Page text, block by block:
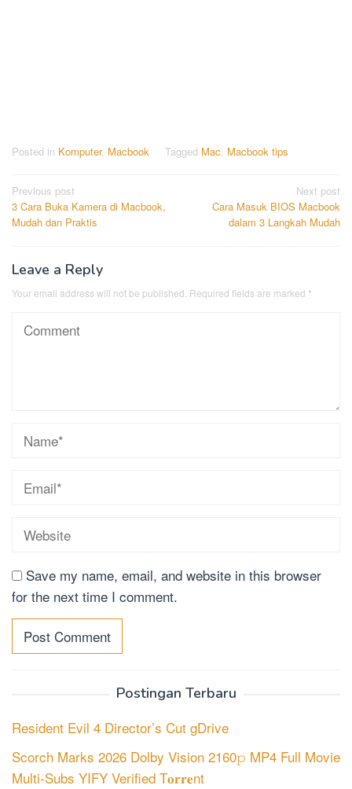
Posted in Komputer, Macbook Tagged Mac Macbook tips
Post
navigation
Previous post
3 Cara Buka Kamera di Macbook,
Mudah dan Praktis
Next post
Cara Masuk BIOS Macbook
dalam 3 Langkah Mudah
Leave a Reply
Your email address will not be published. Required fields are marked *
Save my name, email, and website in this browser
for the next time I comment.
Postingan Terbaru
Resident Evil 4 Director’s Cut gDrive
Scorch Marks 2026 Dolby Vision 2160𝚙 MP4 Full Movie
Multi-Subs YIFY Verified T𝐨𝐫𝐫𝐞nt